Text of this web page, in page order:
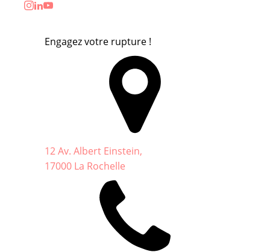
Engagez votre rupture !
12 Av. Albert Einstein,
17000 La Rochelle